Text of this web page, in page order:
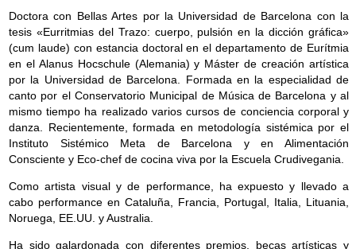
Doctora con Bellas Artes por la Universidad de Barcelona con la
tesis «Eurritmias del Trazo: cuerpo, pulsión en la dicción gráfica»
(cum laude) con estancia doctoral en el departamento de Eurítmia
en el Alanus Hocschule (Alemania) y Máster de creación artística
por la Universidad de Barcelona. Formada en la especialidad de
canto por el Conservatorio Municipal de Música de Barcelona y al
mismo tiempo ha realizado varios cursos de conciencia corporal y
danza. Recientemente, formada en metodología sistémica por el
Instituto Sistémico Meta de Barcelona y en Alimentación
Consciente y Eco-chef de cocina viva por la Escuela Crudivegania.
Como artista visual y de performance, ha expuesto y llevado a
cabo performance en Cataluña, Francia, Portugal, Italia, Lituania,
Noruega, EE.UU. y Australia.
Ha sido galardonada con diferentes premios, becas artísticas y